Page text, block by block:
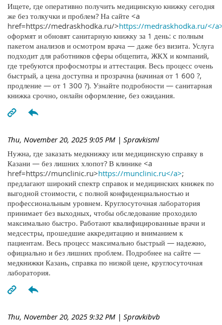
Ищете, где оперативно получить медицинскую книжку сегодня
же без толкучки и проблем? На сайте <a
href=https://medraskhodka.ru/>https://medraskhodka.ru/</
оформят и обновят санитарную книжку за 1 день: с полным
пакетом анализов и осмотром врача — даже без визита. Услуга
подходит для работников сферы общепита, ЖКХ и компаний,
где требуются профосмотры и аттестация. Весь процесс очень
быстрый, а цена доступна и прозрачна (начиная от 1 600 ?,
продление — от 1 300 ?). Узнайте подробности — санитарная
книжка срочно, онлайн оформление, без ожидания.
Thu, November 20, 2025 9:05 PM | Spravkisml
Нужна, где заказать медкнижку или медицинскую справку в
Казани — без лишних хлопот? В клинике <a
href=https://munclinic.ru>https://munclinic.ru</a>;
предлагают широкий спектр справок и медицинских книжек по
выгодной стоимости, с полной конфиденциальностью и
профессиональным уровнем. Круглосуточная лаборатория
принимает без выходных, чтобы обследование проходило
максимально быстро. Работают квалифицированные врачи и
медсестры, прошедшие аккредитацию и вниманием к
пациентам. Весь процесс максимально быстрый — надежно,
официально и без лишних проблем. Подробнее на сайте —
медкнижки Казань, справка по низкой цене, круглосуточная
лаборатория.
Thu, November 20, 2025 9:32 PM | Spravkibvb